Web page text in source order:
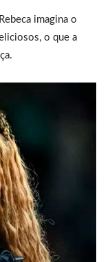
imagina o
o que a